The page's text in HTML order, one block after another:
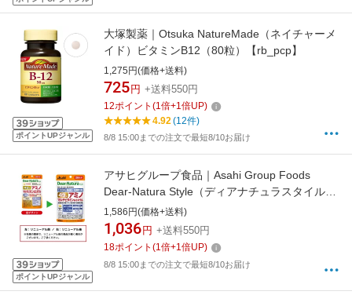
ポイントUPジャンル
大塚製薬｜Otsuka NatureMade（ネイチャーメ
イド）ビタミンB12（80粒）【rb_pcp】
1,275円(価格+送料)
725 円 +送料550円
12ポイント (1倍+1倍UP)
4.92(12件)
8/8 15:00までの注文で最短8/10お届け
ポイントUPジャンル
アサヒグループ食品｜Asahi Group Foods
Dear-Natura Style（ディアナチュラスタイル）
49アミノマルチビタミン＆ミネラル 20日分
（80粒入）
1,586円(価格+送料)
1,036 円 +送料550円
18ポイント (1倍+1倍UP)
8/8 15:00までの注文で最短8/10お届け